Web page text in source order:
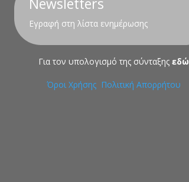
Εγραφή στη λίστα ενημέρωσης
Για τον υπολογισμό της σύνταξης εδώ
Όροι Χρήσης Πολιτική Απορρήτου